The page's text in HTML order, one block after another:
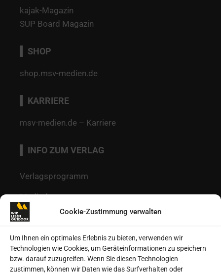
Cookie-Zustimmung verwalten
Um Ihnen ein optimales Erlebnis zu bieten, verwenden wir
Technologien wie Cookies, um Geräteinformationen zu speichern
bzw. darauf zuzugreifen. Wenn Sie diesen Technologien
zustimmen, können wir Daten wie das Surfverhalten oder
kajak-Magazin
SUP Board Magazin
SHOP
shop.msv-medien.de
KARRIERE
msv-medien.de – Karriere
INFO ZUM VERLAG
Verlagsprogramm
Mediadaten
Redaktion
Kontakt
Autoren